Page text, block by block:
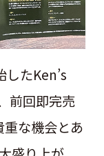
たKen’s
前回即完売
な機会とあ